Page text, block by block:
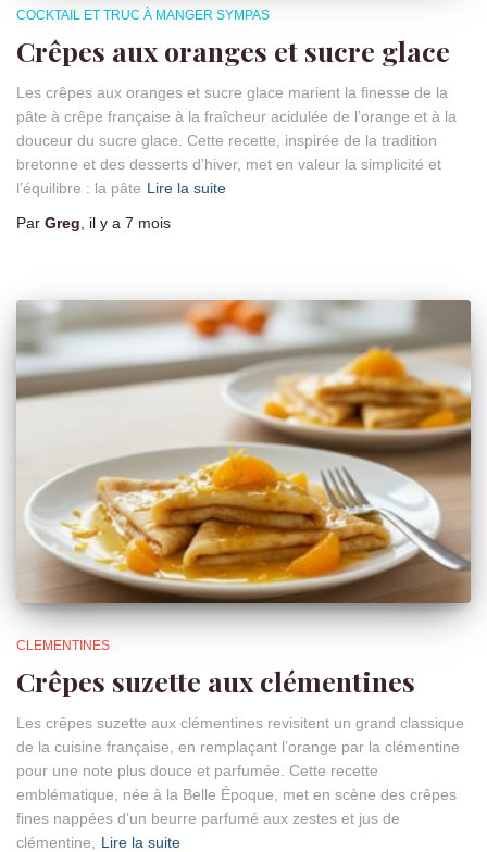
COCKTAIL ET TRUC À MANGER SYMPAS
Crêpes aux oranges et sucre glace
Les crêpes aux oranges et sucre glace marient la finesse de la
pâte à crêpe française à la fraîcheur acidulée de l’orange et à la
douceur du sucre glace. Cette recette, inspirée de la tradition
bretonne et des desserts d’hiver, met en valeur la simplicité et
l’équilibre : la pâte Lire la suite
Par Greg , il y a 7 mois
CLEMENTINES
Crêpes suzette aux clémentines
Les crêpes suzette aux clémentines revisitent un grand classique
de la cuisine française, en remplaçant l’orange par la clémentine
pour une note plus douce et parfumée. Cette recette
emblématique, née à la Belle Époque, met en scène des crêpes
fines nappées d’un beurre parfumé aux zestes et jus de
clémentine,
Lire la suite